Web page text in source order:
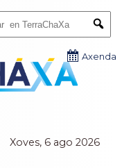
Xoves, 6 ago 2026
Axenda